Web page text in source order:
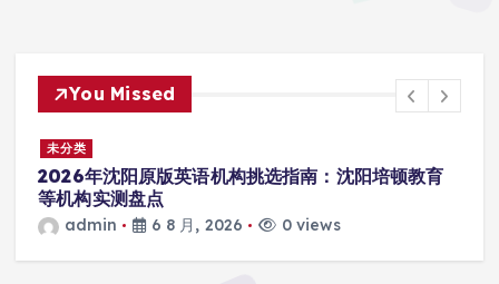
You Missed
未分类
2026年沈阳原版英语机构挑选指南：沈阳培顿教育
等机构实测盘点
admin 6 8 月, 2026 0 views